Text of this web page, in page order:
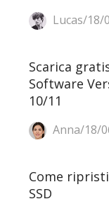
Lucas/18/
Scarica
Software
10/11
Anna/18/
Come
SSD